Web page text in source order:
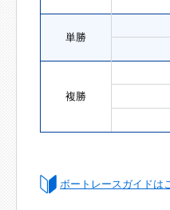
単勝
複勝
ボートレースガイドは